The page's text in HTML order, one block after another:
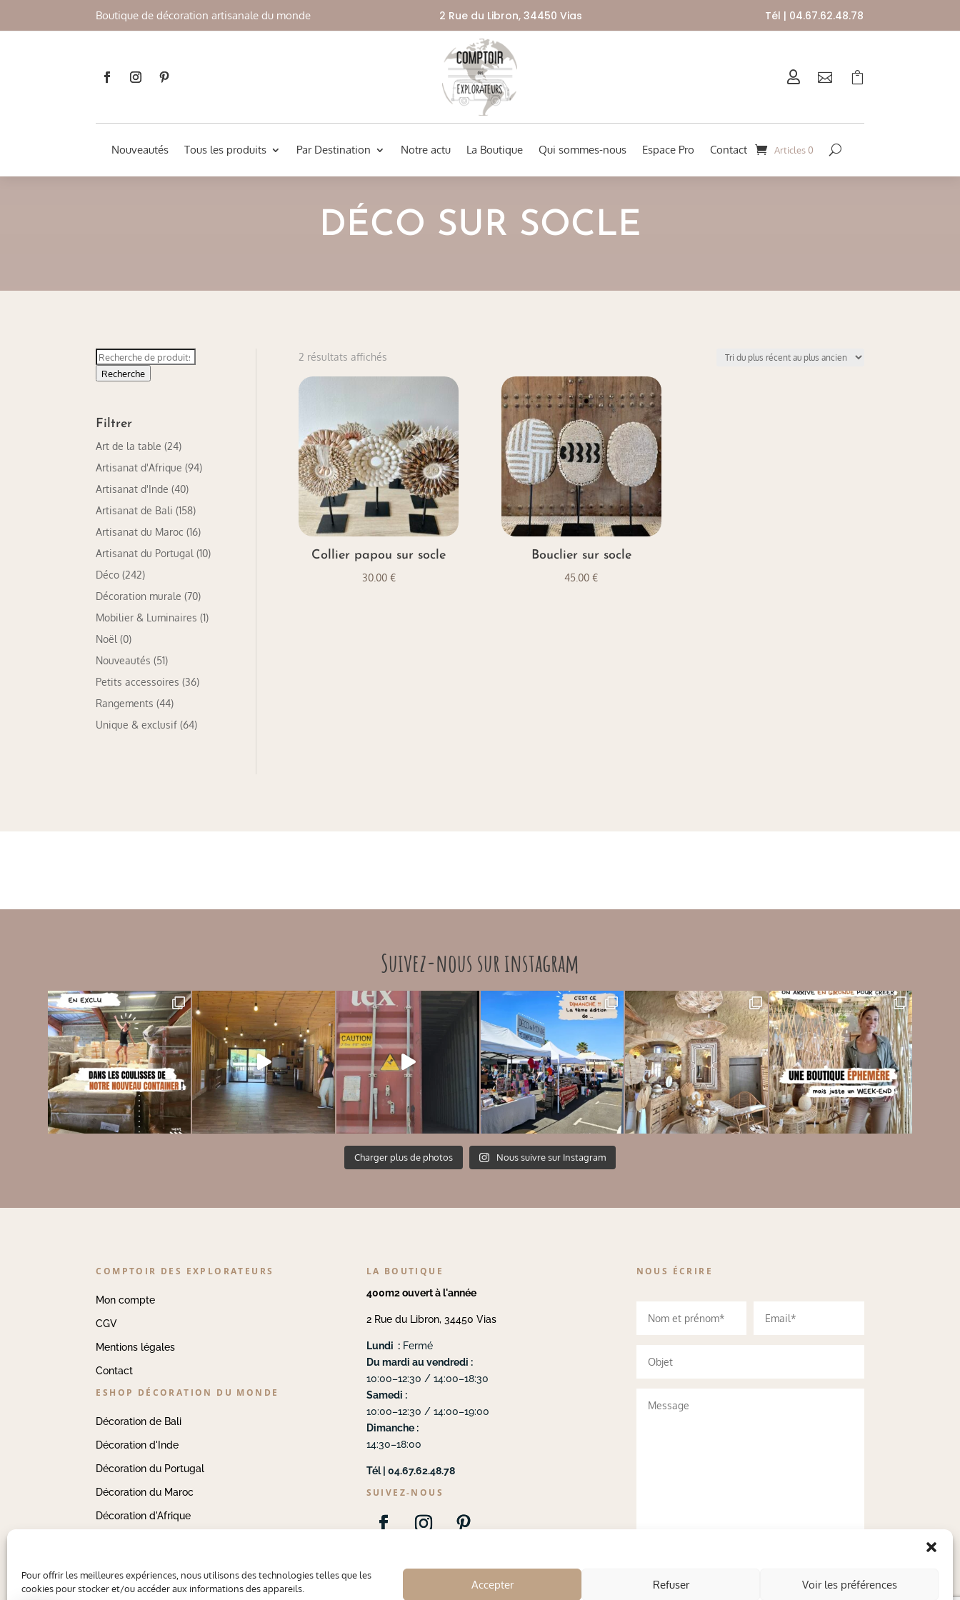
Pour offrir les meilleures expériences, nous utilisons des technologies telles que les
cookies pour stocker et/ou accéder aux informations des appareils.
Accepter Refuser Voir les préférences
Boutique de décoration artisanale du monde 2 Rue du Libron, 34450 Vias Tél | 04.67.62.48.78
  
Nouveautés Tous les produits Par Destination Notre actu La Boutique Qui sommes-nous Espace Pro Contact Articles 0
DÉCO SUR SOCLE
Recherche
pour :
Recherche
Filtrer
Art de la table (24)
Artisanat d'Afrique (94)
Artisanat d'Inde (40)
Artisanat de Bali (158)
Artisanat du Maroc (16)
Artisanat du Portugal (10)
Déco (242)
Décoration murale (70)
Mobilier & Luminaires (1)
Noël (0)
Nouveautés (51)
Petits accessoires (36)
Rangements (44)
Unique & exclusif (64)
2 résultats affichésTrié
au
plus
ancien
Collier papou sur socle
30.00 €
Bouclier sur socle
45.00€
Suivez-nous sur instagram
Charger plus de photos Nous suivre sur Instagram
COMPTOIR DES EXPLORATEURS
Mon compte
CGV
Mentions légales
Contact
ESHOP DÉCORATION DU MONDE
Décoration de Bali
Décoration d'Inde
Décoration du Portugal
Décoration du Maroc
Décoration d'Afrique
LA BOUTIQUE
400m2 ouvert à l'année
2 Rue du Libron, 34450 Vias
Lundi :Fermé
Du mardi au vendredi :
10:00–12:30 / 14:00–18:30
Samedi :
10:00–12:30 / 14:00–19:00
Dimanche :
14:30–18:00
Tél | 04.67.62.48.78
SUIVEZ-NOUS
NOUS ÉCRIRE
Envoyer